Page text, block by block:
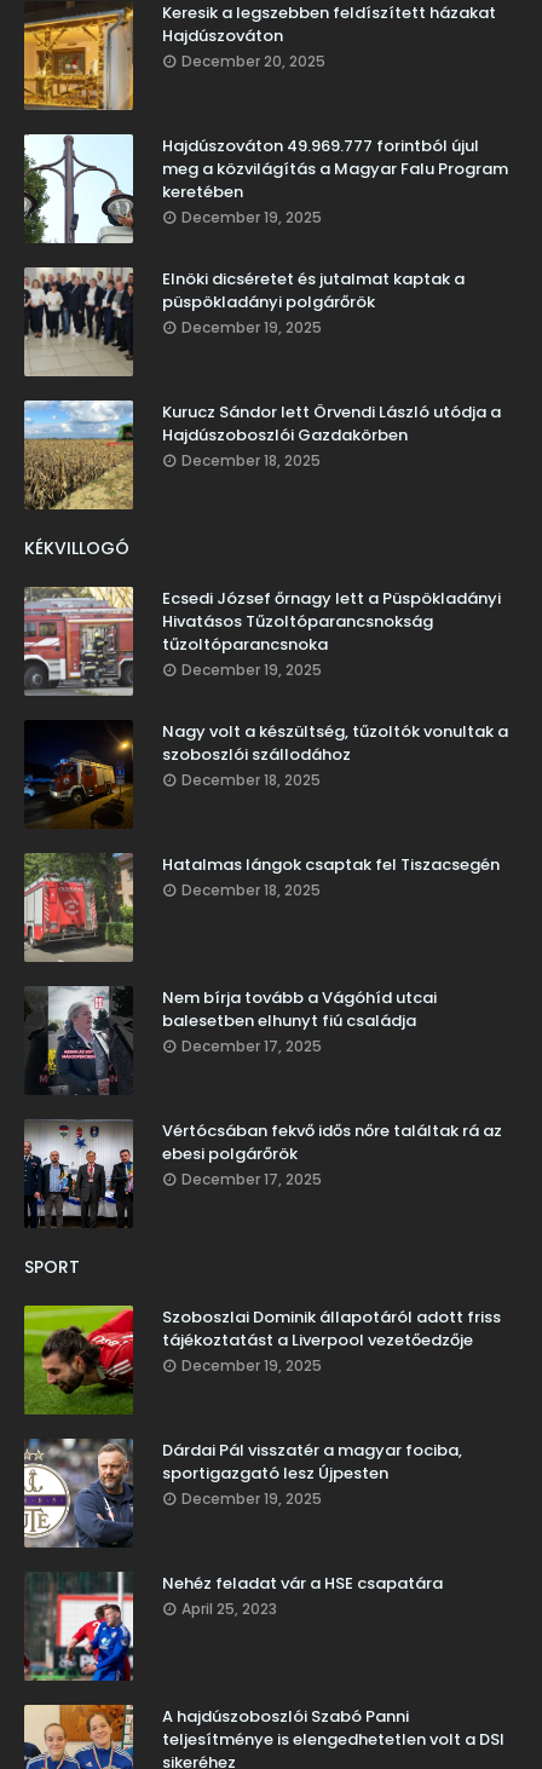
Keresik a legszebben feldíszített házakat
Hajdúszováton
December 20, 2025
Hajdúszováton 49.969.777 forintból újul
meg a közvilágítás a Magyar Falu Program
keretében
December 19, 2025
Elnöki dicséretet és jutalmat kaptak a
püspökladányi polgárőrök
December 19, 2025
Kurucz Sándor lett Örvendi László utódja a
Hajdúszoboszlói Gazdakörben
December 18, 2025
KÉKVILLOGÓ
Ecsedi József őrnagy lett a Püspökladányi
Hivatásos Tűzoltóparancsnokság
tűzoltóparancsnoka
December 19, 2025
Nagy volt a készültség, tűzoltók vonultak a
szoboszlói szállodához
December 18, 2025
Hatalmas lángok csaptak fel Tiszacsegén
December 18, 2025
Nem bírja tovább a Vágóhíd utcai
balesetben elhunyt fiú családja
December 17, 2025
Vértócsában fekvő idős nőre találtak rá az
ebesi polgárőrök
December 17, 2025
SPORT
Szoboszlai Dominik állapotáról adott friss
tájékoztatást a Liverpool vezetőedzője
December 19, 2025
Dárdai Pál visszatér a magyar fociba,
sportigazgató lesz Újpesten
December 19, 2025
Nehéz feladat vár a HSE csapatára
April 25, 2023
A hajdúszoboszlói Szabó Panni
teljesítménye is elengedhetetlen volt a DSI
sikeréhez